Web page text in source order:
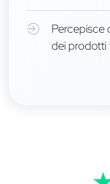
Percepisce
dei prodotti